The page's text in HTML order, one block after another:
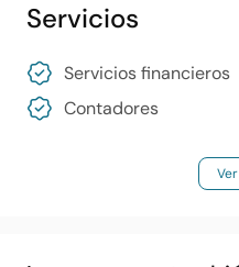
Servicios
Servicios financieros
Contadores